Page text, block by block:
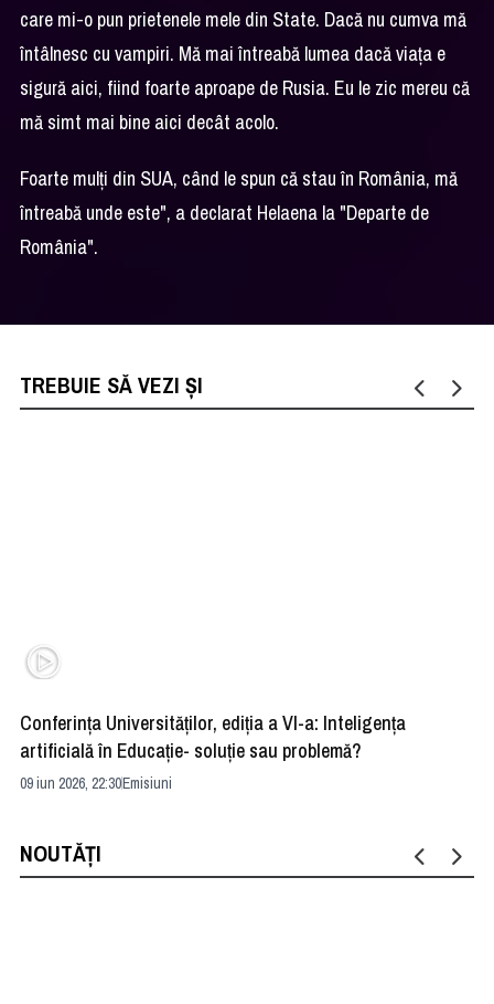
care mi-o pun prietenele mele din State. Dacă nu cumva mă
întâlnesc cu vampiri. Mă mai întreabă lumea dacă viaţa e
sigură aici, fiind foarte aproape de Rusia. Eu le zic mereu că
mă simt mai bine aici decât acolo.
Foarte mulţi din SUA, când le spun că stau în România, mă
întreabă unde este", a declarat Helaena la "Departe de
România".
TREBUIE SĂ VEZI ȘI
Conferința Universităților, ediția a VI-a: Inteligența
artificială în Educație- soluție sau problemă?
09 iun 2026, 22:30Emisiuni
NOUTĂȚI